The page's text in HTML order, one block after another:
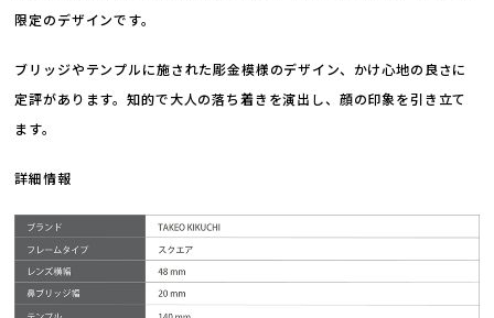
限定のデザインです。
ブリッジやテンプルに施された彫金模様のデザイン、かけ心地の良さに
定評があります。知的で大人の落ち着きを演出し、顔の印象を引き立て
ます。
詳細情報